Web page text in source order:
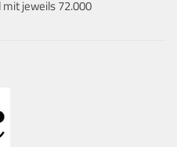
mit jeweils 72.000